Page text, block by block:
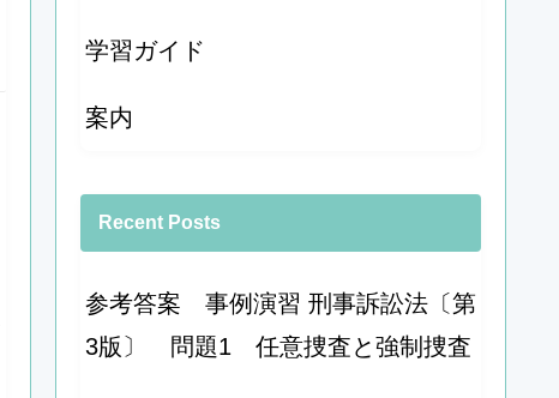
学習ガイド
案内
Recent Posts
参考答案 事例演習 刑事訴訟法〔第
3版〕 問題1 任意捜査と強制捜査